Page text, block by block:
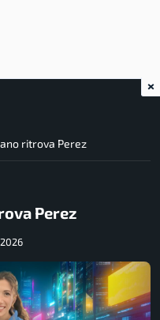
ritrova Perez
Perez
×